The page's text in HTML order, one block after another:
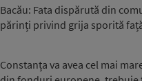
Bacău: Fata dispărută din
părinți privind grija sporită
Constanța va avea cel mai